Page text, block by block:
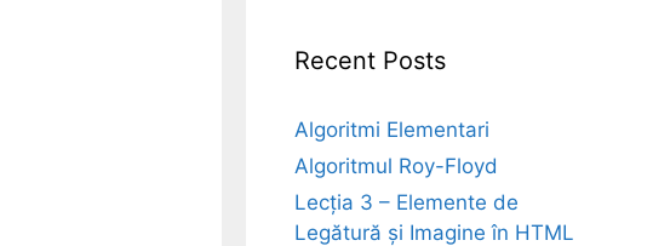
Recent Posts
Algoritmi Elementari
Algoritmul Roy-Floyd
Lecția 3 – Elemente de
Legătură și Imagine în HTML